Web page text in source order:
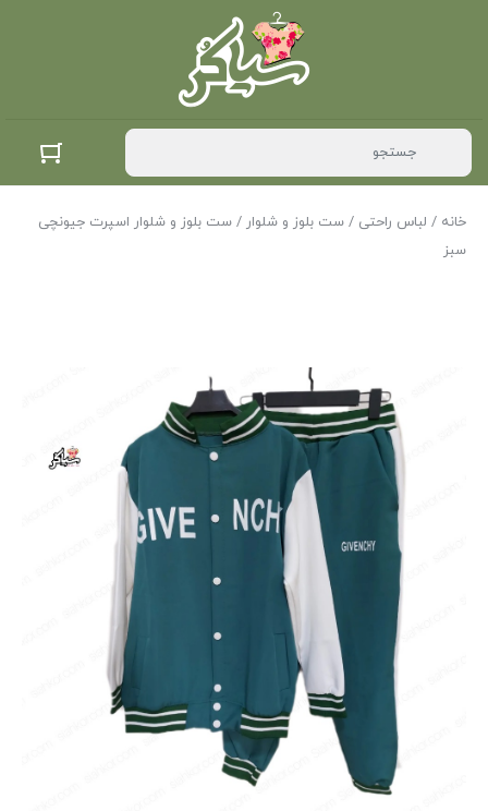
خانه / لباس راحتی / ست بلوز و شلوار / ست بلوز و شلوار اسپرت جیونچی
سبز